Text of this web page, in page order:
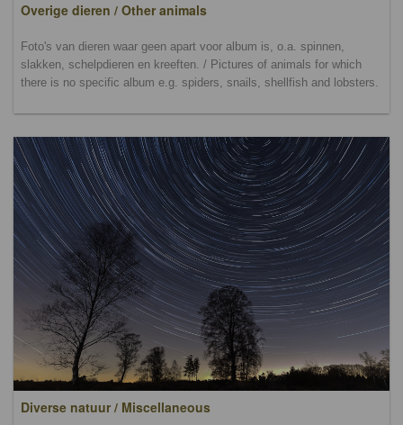
Overige dieren / Other animals
Foto's van dieren waar geen apart voor album is, o.a. spinnen,
slakken, schelpdieren en kreeften. / Pictures of animals for which
there is no specific album e.g. spiders, snails, shellfish and lobsters.
Diverse natuur / Miscellaneous